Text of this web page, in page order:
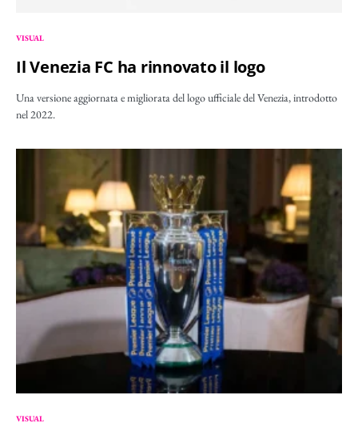
VISUAL
Il Venezia FC ha rinnovato il logo
Una versione aggiornata e migliorata del logo ufficiale del Venezia, introdotto
nel 2022.
VISUAL